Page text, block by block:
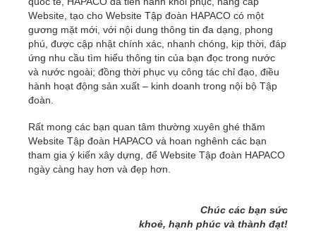
Website, tạo cho Website Tập đoàn HAPACO có một
gương mặt mới, với nội dung thông tin đa dạng, phong
phú, được cập nhật chính xác, nhanh chóng, kịp thời, đáp
ứng nhu cầu tìm hiểu thông tin của bạn đọc trong nước
và nước ngoài; đồng thời phục vụ công tác chỉ đạo, điều
hành hoạt động sản xuất – kinh doanh trong nội bộ Tập
đoàn.
Rất mong các bạn quan tâm thường xuyên ghé thăm
Website Tập đoàn HAPACO và hoan nghênh các bạn
tham gia ý kiến xây dựng, để Website Tập đoàn HAPACO
ngày càng hay hơn và đẹp hơn.
Chúc các bạn sức
khoẻ, hạnh phúc và thành đạt!